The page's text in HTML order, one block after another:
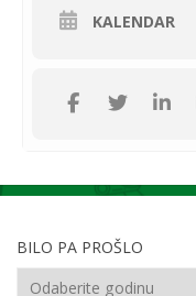
KALENDAR
BILO PA PROŠLO